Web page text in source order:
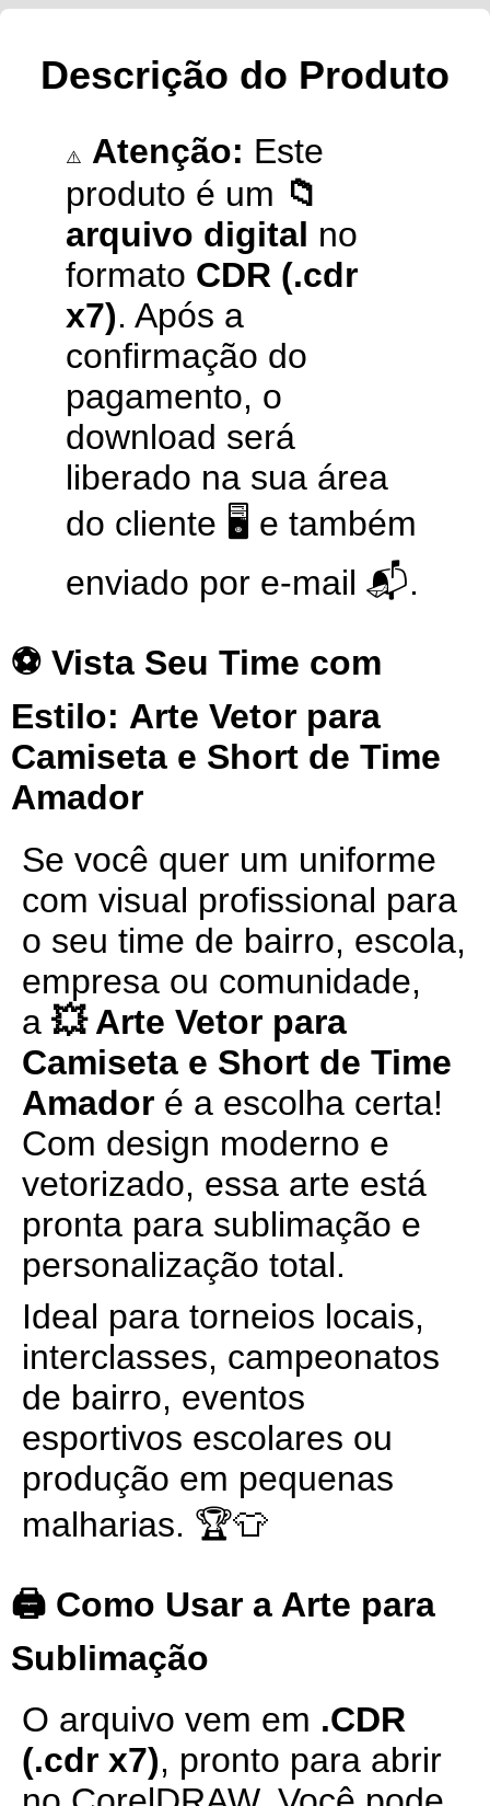
Descrição do Produto
⚠️ Atenção: Este
produto é um 📁
arquivo digital no
formato CDR (.cdr
x7). Após a
confirmação do
pagamento, o
download será
liberado na sua área
do cliente 🖥️ e também
enviado por e-mail 📬.
⚽ Vista Seu Time com
Estilo: Arte Vetor para
Camiseta e Short de Time
Amador
Se você quer um uniforme
com visual profissional para
o seu time de bairro, escola,
empresa ou comunidade,
a 💥 Arte Vetor para
Camiseta e Short de Time
Amador é a escolha certa!
Com design moderno e
vetorizado, essa arte está
pronta para sublimação e
personalização total.
Ideal para torneios locais,
interclasses, campeonatos
de bairro, eventos
esportivos escolares ou
produção em pequenas
malharias. 🏆👕
🖨️ Como Usar a Arte para
Sublimação
O arquivo vem em .CDR
(.cdr x7), pronto para abrir